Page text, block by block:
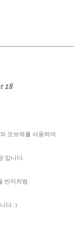
18
오브제를 사용하여
입니다.
반지처럼
다.:)